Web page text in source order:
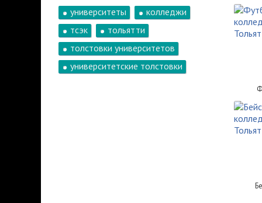
университеты
колледжи
тсэк
тольятти
толстовки университетов
университетские толстовки